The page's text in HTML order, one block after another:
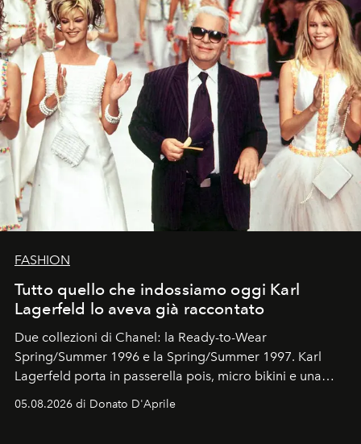
FASHION
Tutto quello che indossiamo oggi Karl
Lagerfeld lo aveva già raccontato
Due collezioni di Chanel: la Ready-to-Wear
Spring/Summer 1996 e la Spring/Summer 1997. Karl
Lagerfeld porta in passerella pois, micro bikini e una
logomania pensata per la spiaggia
Kate, Claudia e Carla una dietro l'altra. Trent'anni dopo,
05.08.2026 di Donato D'Aprile